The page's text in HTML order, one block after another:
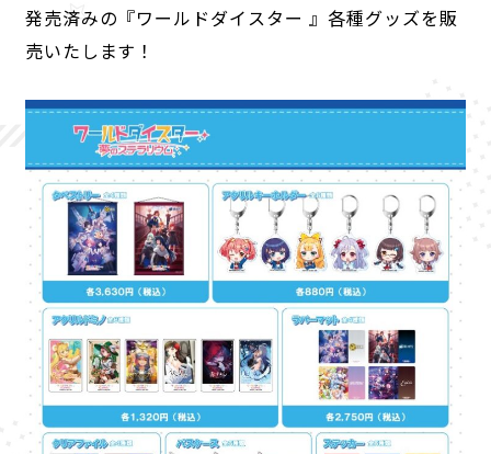
発売済みの『ワールドダイスター 』各種グッズを販
売いたします！